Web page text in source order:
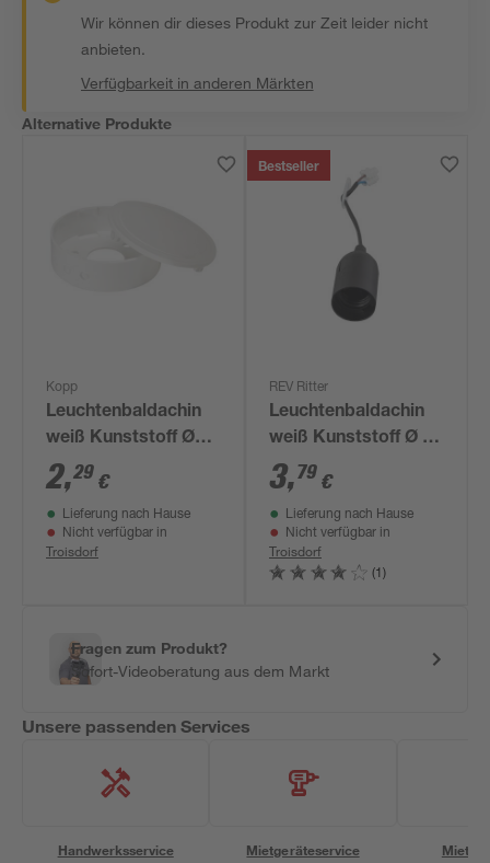
Wir können dir dieses Produkt zur Zeit leider nicht
anbieten.
Verfügbarkeit in anderen Märkten
Alternative Produkte
Kopp
Leuchtenbaldachin
weiß Kunststoff Ø
7,5 cm
2,29 €
Lieferung nach Hause
Nicht verfügbar in
Troisdorf
Bestseller
REV Ritter
Leuchtenbaldachin
weiß Kunststoff Ø 7
x 2,4 cm
3,79 €
Lieferung nach Hause
Nicht verfügbar in
Troisdorf
(1)
Fragen zum Produkt?
Sofort-Videoberatung aus dem Markt
Unsere passenden Services
Handwerksservice Mietgeräteservice